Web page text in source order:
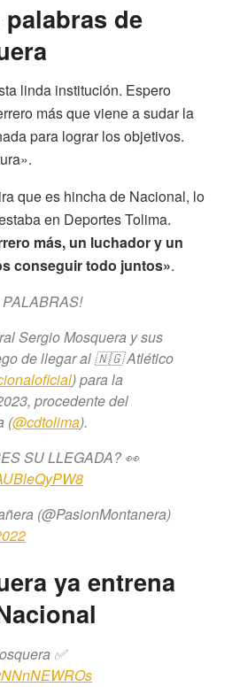
de
linda institución. Espero
más que viene a sudar la
para lograr los objetivos.
que es hincha de Nacional, lo
en Deportes Tolima.
más, un luchador y un
conseguir todo juntos».
Sergio Mosquera y sus
de llegar al 🇳🇬 Atlético
) para la
procedente del
(@cdtolima).
SU LLEGADA? 👀
(@PasionMontanera)
ya entrena
✅